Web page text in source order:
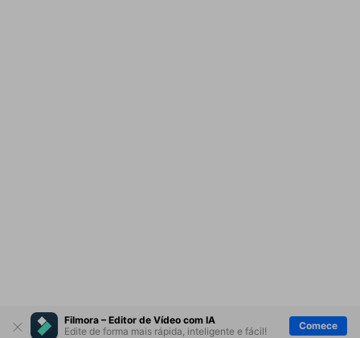
Filmora – Editor de Vídeo com IA
Edite de forma mais rápida, inteligente e fácil!
Comece